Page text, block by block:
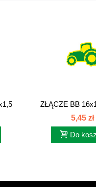
ZŁĄCZE BB
złącze...
5,45 zł
Do